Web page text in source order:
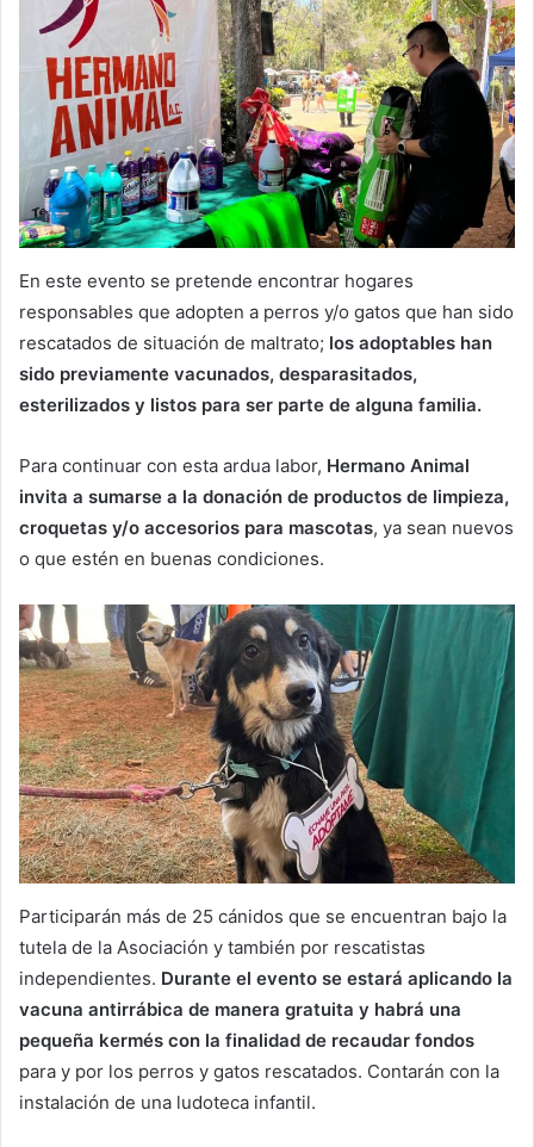
En este evento se pretende encontrar hogares
responsables que adopten a perros y/o gatos que han sido
rescatados de situación de maltrato; los adoptables han
sido previamente vacunados, desparasitados,
esterilizados y listos para ser parte de alguna familia.
Para continuar con esta ardua labor, Hermano Animal
invita a sumarse a la donación de productos de limpieza,
croquetas y/o accesorios para mascotas, ya sean nuevos
o que estén en buenas condiciones.
Participarán más de 25 cánidos que se encuentran bajo la
tutela de la Asociación y también por rescatistas
independientes. Durante el evento se estará aplicando la
vacuna antirrábica de manera gratuita y habrá una
pequeña kermés con la finalidad de recaudar fondos
para y por los perros y gatos rescatados. Contarán con la
instalación de una ludoteca infantil.